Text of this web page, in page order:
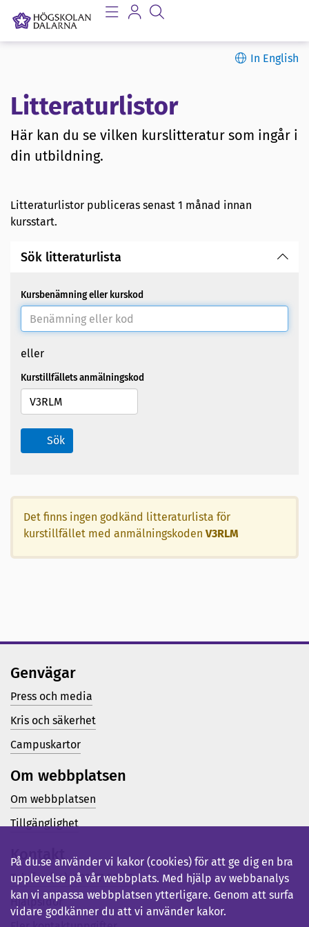
In English
Litteraturlistor
Här kan du se vilken kurslitteratur som ingår i
din utbildning.
Litteraturlistor publiceras senast 1 månad innan
kursstart.
Sök litteraturlista
Kursbenämning eller kurskod
eller
Kurstillfällets anmälningskod
Sök
Det finns ingen godkänd litteraturlista för
kurstillfället med anmälningskoden V3RLM
Genvägar
Press och media
Kris och säkerhet
Campuskartor
Om webbplatsen
Om webbplatsen
Tillgänglighet
Kontakt
Telefon (vx): 023-77 80 00
Hjälpsidor
På du.se använder vi kakor (cookies) för att ge dig en bra
upplevelse på vår webbplats. Med hjälp av webbanalys
kan vi anpassa webbplatsen ytterligare. Genom att surfa
vidare godkänner du att vi använder kakor.